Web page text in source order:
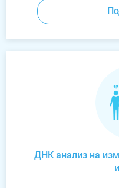
ДНК анализ на